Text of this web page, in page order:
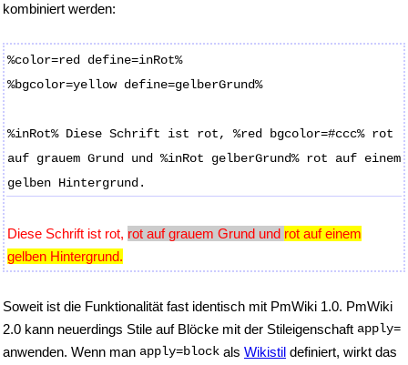
kombiniert werden:
%color=red define=inRot%
%bgcolor=yellow define=gelberGrund%
%inRot% Diese Schrift ist rot, %red bgcolor=#ccc% rot
auf grauem Grund und %inRot gelberGrund% rot auf einem
gelben Hintergrund.
Diese Schrift ist rot, rot auf grauem Grund und rot auf einem
gelben Hintergrund.
Soweit ist die Funktionalität fast identisch mit PmWiki 1.0. PmWiki
2.0 kann neuerdings Stile auf Blöcke mit der Stileigenschaft apply=
anwenden. Wenn man apply=block als Wikistil definiert, wirkt das